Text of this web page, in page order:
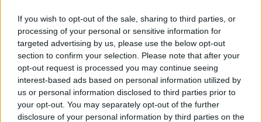
If you wish to opt-out of the sale, sharing to third parties, or
processing of your personal or sensitive information for
targeted advertising by us, please use the below opt-out
section to confirm your selection. Please note that after your
opt-out request is processed you may continue seeing
interest-based ads based on personal information utilized by
us or personal information disclosed to third parties prior to
your opt-out. You may separately opt-out of the further
disclosure of your personal information by third parties on the
AUTORE
Staff